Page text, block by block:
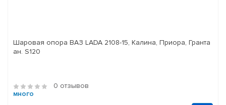
Шаровая опора ВАЗ LADA 2108-15, Калина, Приора, Гранта
ан. S120
0 отзывов
много